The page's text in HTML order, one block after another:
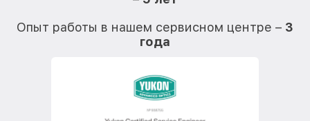
Опыт работы в нашем сервисном центре – 3
года